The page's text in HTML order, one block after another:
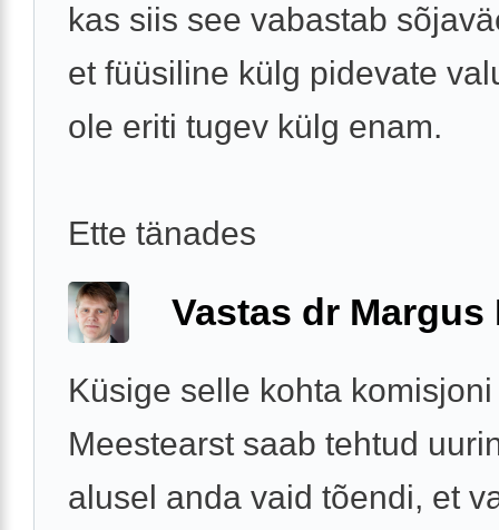
kas siis see vabastab
et füüsiline külg pidevate
ole eriti tugev külg enam.
Ette tänades
Vastas dr Margus
Küsige selle kohta
Meestearst saab tehtud
alusel anda vaid tõendi, et